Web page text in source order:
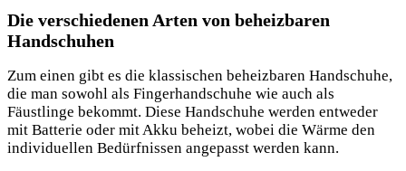
Die verschiedenen Arten von beheizbaren
Handschuhen
Zum einen gibt es die klassischen beheizbaren Handschuhe,
die man sowohl als Fingerhandschuhe wie auch als
Fäustlinge bekommt. Diese Handschuhe werden entweder
mit Batterie oder mit Akku beheizt, wobei die Wärme den
individuellen Bedürfnissen angepasst werden kann.